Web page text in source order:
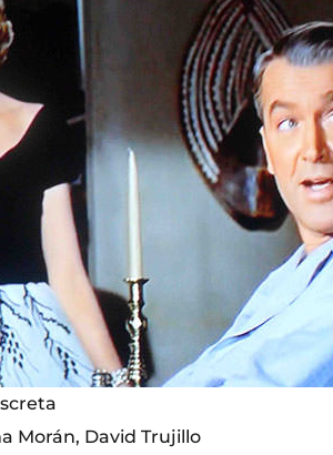
Morán, David Trujillo